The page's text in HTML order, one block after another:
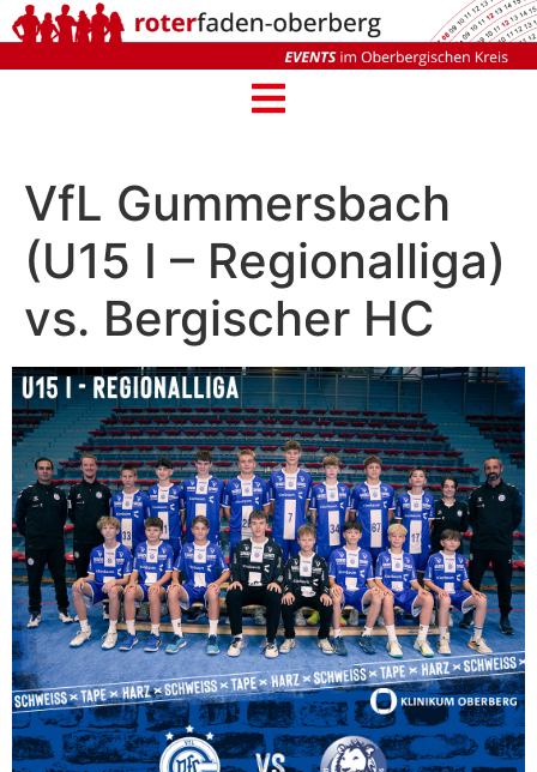
VfL Gummersbach
(U15 I – Regionalliga)
vs. Bergischer HC